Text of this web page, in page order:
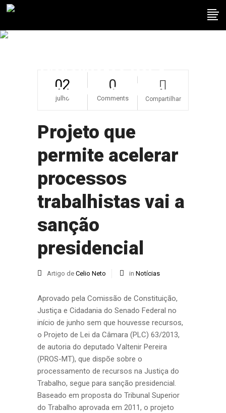
Trabalhistas Vai A
Sanção Presidencial
02
julho
0
Comments Compartilhar
Projeto que
permite acelerar
processos
trabalhistas vai a
sanção
presidencial
Artigo de Celio Neto in Notícias
Aprovado pela Comissão de Constituição,
Justiça e Cidadania do Senado Federal no
início de junho sem que houvesse recursos,
o Projeto de Lei da Câmara (PLC) 63/2013,
de autoria do deputado Valtenir Pereira
(PROS-MT), que dispõe sobre o
processamento de recursos na Justiça do
Trabalho, segue para sanção presidencial.
Baseado em proposta do Tribunal Superior
do Trabalho aprovada em 2011, o projeto